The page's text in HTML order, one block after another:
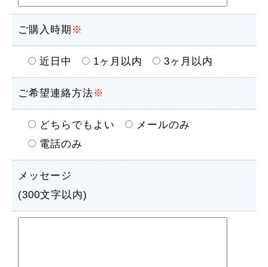
ご購入時期 ※
近日中 1ヶ月以内 3ヶ月以内
ご希望連絡方法※
どちらでもよい
メールのみ
電話のみ
メッセージ
(300文字以内)